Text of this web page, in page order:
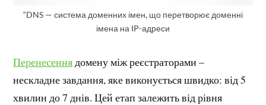
“DNS — система доменних імен, що перетворює доменні
імена на IP-адреси
Перенесеннядомену між реєстраторами –
нескладне завдання, яке виконується швидко: від 5
хвилин до 7 днів. Цей етап залежить від рівня